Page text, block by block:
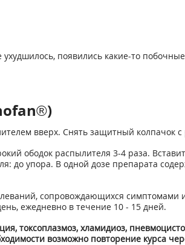
появились какие-то
вверх. Снять защитный колпачок
ободок распылителя 3-4 раза.
упора. В одной дозе препарата
сопровождающихся симптомами
ежедневно в течение 10 - 15 дней.
токсоплазмоз, хламидиоз,
возможно повторение курса